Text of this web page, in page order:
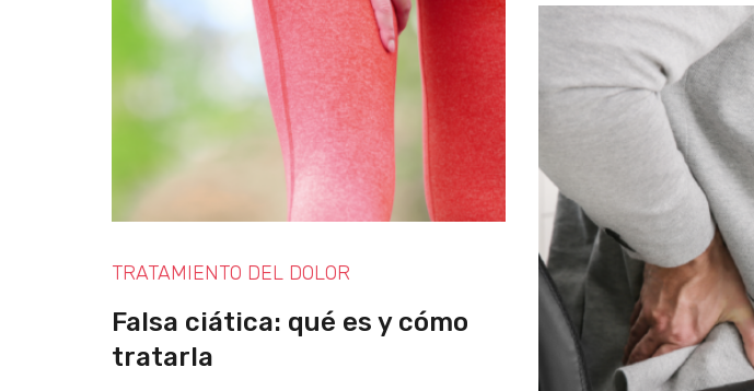
TRATAMIENTO DEL DOLOR
Falsa ciática: qué es y cómo
tratarla